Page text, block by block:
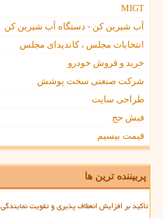
MIGT
آب شیرین کن - دستگاه آب شیرین کن
انتخابات مجلس ، کاندیدای مجلس
خرید و فروش خودرو
شرکت صنعتی سخت پوشش
طراحی سایت
فیش حج
قیمت بیسیم
پربیننده ترین ها
تأکید بر افزایش انعطاف پذیری و تقویت